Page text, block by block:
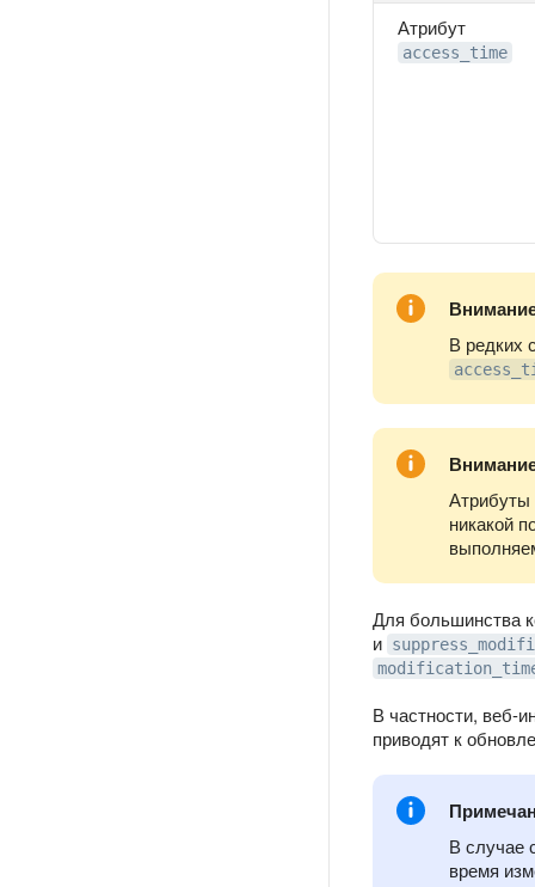
Атрибут
access_time
В редких
Атрибуты
никакой
Для большинства
и
В частности, веб-
приводят к
В случае
время